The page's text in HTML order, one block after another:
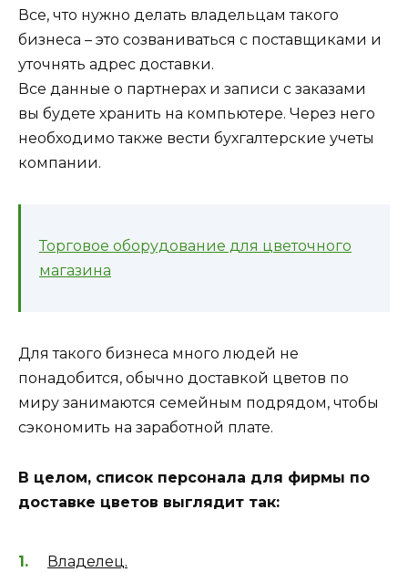
Все, что нужно делать владельцам такого
бизнеса – это созваниваться с поставщиками и
уточнять адрес доставки.
Все данные о партнерах и записи с заказами
вы будете хранить на компьютере. Через него
необходимо также вести бухгалтерские учеты
компании.
Торговое оборудование для цветочного
магазина
Для такого бизнеса много людей не
понадобится, обычно доставкой цветов по
миру занимаются семейным подрядом, чтобы
сэкономить на заработной плате.
В целом, список персонала для фирмы по
доставке цветов выглядит так:
Владелец.